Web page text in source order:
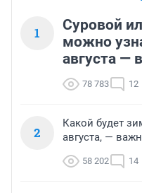
1
Суровой
можно
августа —
78 783 12
2
Какой будет
августа, —
58 202 14